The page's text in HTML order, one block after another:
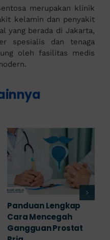
merupakan klinik
kelamin dan penyakit
yang berada di Jakarta,
spesialis dan tenaga
oleh fasilitas medis
Panduan Lengkap
Cara Mencegah
Gangguan Prostat